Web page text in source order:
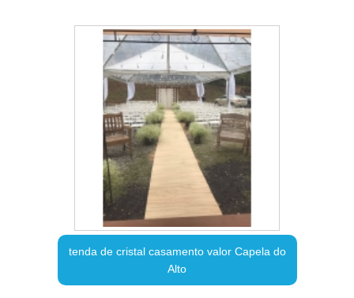
tenda de cristal casamento valor Capela do
Alto